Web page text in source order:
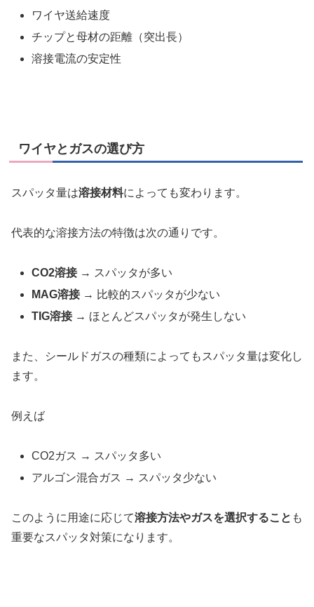
ワイヤ送給速度
チップと母材の距離（突出長）
溶接電流の安定性
ワイヤとガスの選び方
スパッタ量は溶接材料によっても変わります。
代表的な溶接方法の特徴は次の通りです。
CO2溶接→ スパッタが多い
MAG溶接→ 比較的スパッタが少ない
TIG溶接→ ほとんどスパッタが発生しない
また、シールドガスの種類によってもスパッタ量は変化し
ます。
例えば
CO2ガス → スパッタ多い
アルゴン混合ガス → スパッタ少ない
このように用途に応じて溶接方法やガスを選択すること も
重要なスパッタ対策になります。